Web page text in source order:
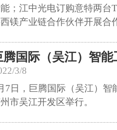
；江中光电订购意特两台
镁产业链合作伙伴开展合
腾国际（吴江）智
3/8
7日，巨腾国际（吴江）智
市吴江开发区举行。